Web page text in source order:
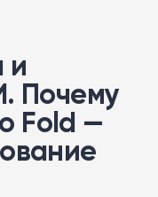
и
Почему
Fold —